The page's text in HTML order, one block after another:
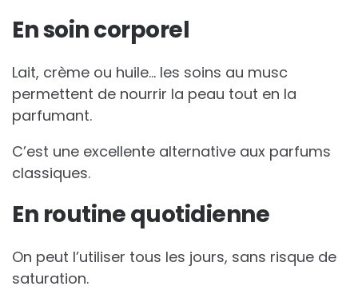
En soin corporel
Lait, crème ou huile… les soins au musc
permettent de nourrir la peau tout en la
parfumant.
C’est une excellente alternative aux parfums
classiques.
En routine quotidienne
On peut l’utiliser tous les jours, sans risque de
saturation.